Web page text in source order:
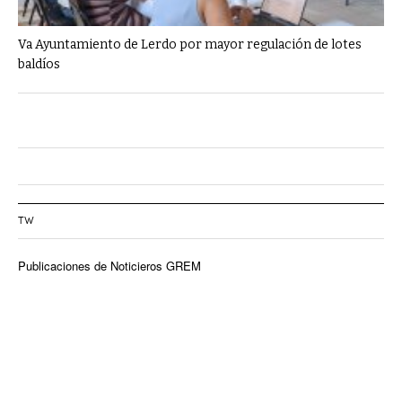
Va Ayuntamiento de Lerdo por mayor regulación de lotes
baldíos
TW
Publicaciones de Noticieros GREM